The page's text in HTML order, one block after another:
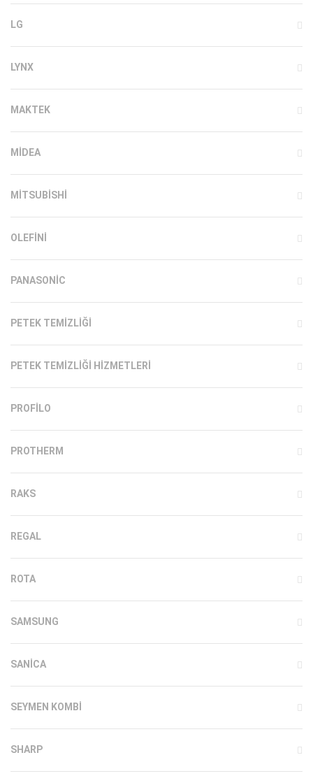
LG
LYNX
MAKTEK
MIDEA
MITSUBISHI
OLEFINI
PANASONIC
PETEK TEMIZLIĞI
PETEK TEMIZLIĞI HIZMETLERI
PROFILO
PROTHERM
RAKS
REGAL
ROTA
SAMSUNG
SANICA
SEYMEN KOMBI
SHARP